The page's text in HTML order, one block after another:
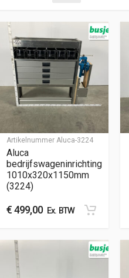
Artikelnummer Aluca-3224
Aluca
bedrijfswageninrichting
1010x320x1150mm
(3224)
€499,00Ex. BTW